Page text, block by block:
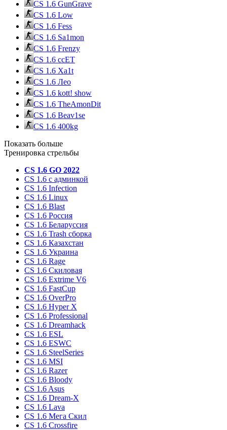
CS 1.6 GunGrave
CS 1.6 Low
CS 1.6 Fess
CS 1.6 Sa1mon
CS 1.6 Frenzy
CS 1.6 ccET
CS 1.6 Xa1t
CS 1.6 Лео
CS 1.6 kott! show
CS 1.6 TheAmonDit
CS 1.6 Beav1se
CS 1.6 400kg
Показать больше
Тренировка стрельбы
CS 1.6 GO 2022
CS 1.6 с админкой
CS 1.6 Infection
CS 1.6 Linux
CS 1.6 Blast
CS 1.6 Россия
CS 1.6 Беларуссия
CS 1.6 Trash сборка
CS 1.6 Казахстан
CS 1.6 Украина
CS 1.6 Rage
CS 1.6 Скиловая
CS 1.6 Extrime V6
CS 1.6 FastCup
CS 1.6 OverPro
CS 1.6 Hyper X
CS 1.6 Professional
CS 1.6 Dreamhack
CS 1.6 ESL
CS 1.6 ESWC
CS 1.6 SteelSeries
CS 1.6 MSI
CS 1.6 Razer
CS 1.6 Bloody
CS 1.6 Asus
CS 1.6 Dream-X
CS 1.6 Lava
CS 1.6 Мега Скил
CS 1.6 Crossfire